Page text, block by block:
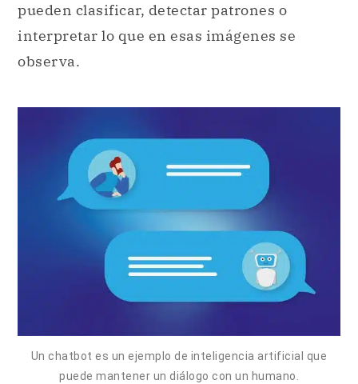
pueden clasificar, detectar patrones o
interpretar lo que en esas imágenes se
observa.
Un chatbot es un ejemplo de inteligencia artificial que
puede mantener un diálogo con un humano.